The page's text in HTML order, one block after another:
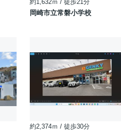
約1,632ｍ / 徒歩21分
岡崎市立常磐小学校
約2,374ｍ / 徒歩30分